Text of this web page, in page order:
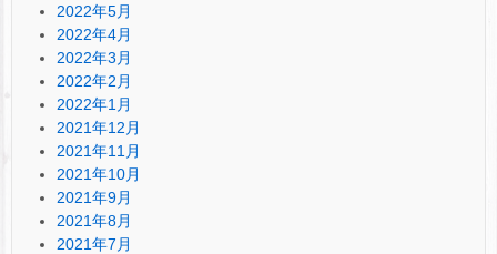
2022年5月
2022年4月
2022年3月
2022年2月
2022年1月
2021年12月
2021年11月
2021年10月
2021年9月
2021年8月
2021年7月